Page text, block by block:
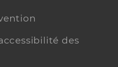
des